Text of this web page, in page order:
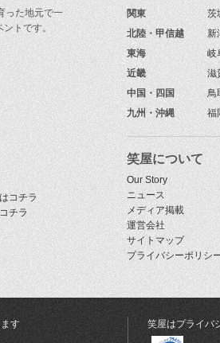
った地元で一
トです。
コチラ
チラ
関東
茨
北陸・甲信越
新
東海
岐
近畿
滋
中国・四国
鳥
九州・沖縄
福
笑屋について
Our Story
ニュース
メディア掲載
運営会社
サイトマップ
プライバシーポリシ
す 笑屋はプライバ